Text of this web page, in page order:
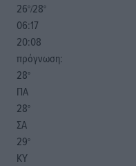
26°/28°
06:17
20:08
πρόγνωση:
28°
ΠΑ
28°
ΣΑ
29°
ΚΥ